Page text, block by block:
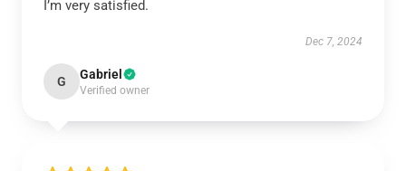
I’m very satisfied.
Dec 7, 2024
G Gabriel
Verified owner